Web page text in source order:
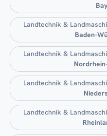
Landtechnik &
Baden-
Landtechnik &
Landtechnik &
Landtechnik &